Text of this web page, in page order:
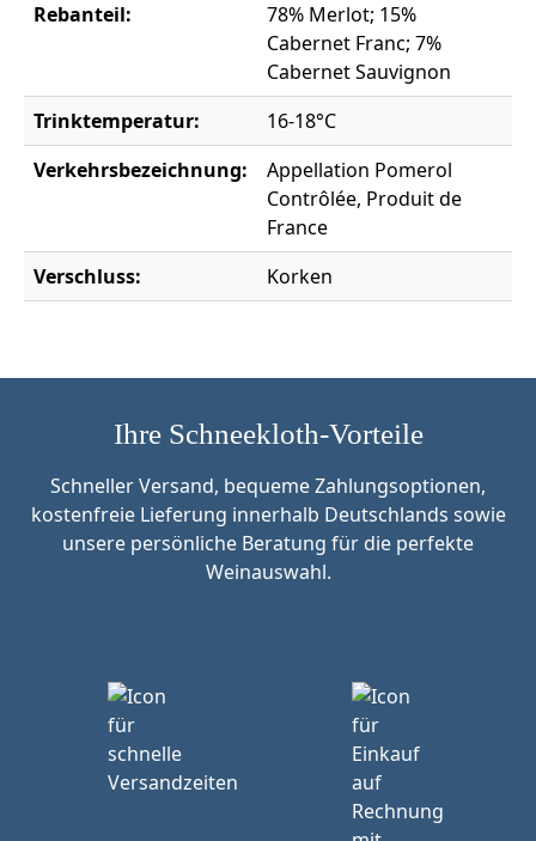
Rebanteil:
78% Merlot; 15%
Cabernet Franc; 7%
Cabernet Sauvignon
Trinktemperatur:
16-18°C
Verkehrsbezeichnung:
Appellation Pomerol
Contrôlée, Produit de
France
Verschluss:
Korken
Ihre Schneekloth-Vorteile
Schneller Versand, bequeme Zahlungsoptionen,
kostenfreie Lieferung innerhalb Deutschlands sowie
unsere persönliche Beratung für die perfekte
Weinauswahl.